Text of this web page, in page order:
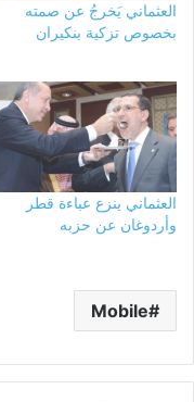
العثماني يَخرجُ عن صمته
بخصوص تزكية بنكيران
العثماني ينزع عباءة قطر
وأردوغان عن حزبه
Mobile